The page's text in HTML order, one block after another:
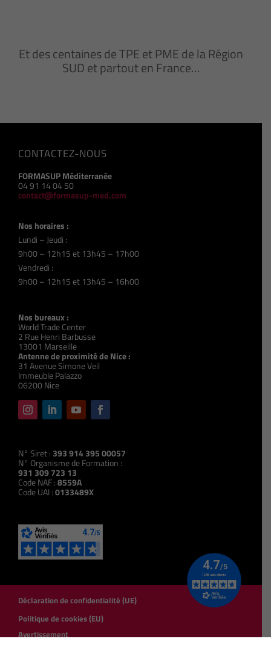
Et des centaines de TPE et PME de la Région
SUD et partout en France…
CONTACTEZ-NOUS
FORMASUP Méditerranée
04 91 14 04 50
contact@formasup-med.com
Nos horaires :
Lundi – Jeudi :
9h00 – 12h15 et 13h45 – 17h00
Vendredi :
9h00 – 12h15 et 13h45 – 16h00
Nos bureaux :
World Trade Center
2 Rue Henri Barbusse
13001 Marseille
Antenne de proximité de Nice :
31 Avenue Simone Veil
Immeuble Palazzo
06200 Nice
N° Siret : 393 914 395 00057
N° Organisme de Formation :
931 309 723 13
Code NAF :8559A
Code UAI :0133489X
Déclaration de confidentialité (UE)
Politique de cookies (EU)
Avertissement